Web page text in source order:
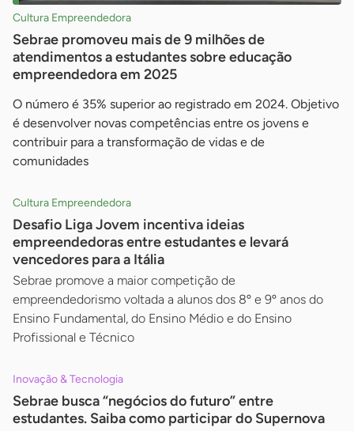
Cultura Empreendedora
Sebrae promoveu mais de 9 milhões de
atendimentos a estudantes sobre educação
empreendedora em 2025
O número é 35% superior ao registrado em 2024. Objetivo
é desenvolver novas competências entre os jovens e
contribuir para a transformação de vidas e de
comunidades
Cultura Empreendedora
Desafio Liga Jovem incentiva ideias
empreendedoras entre estudantes e levará
vencedores para a Itália
Sebrae promove a maior competição de
empreendedorismo voltada a alunos dos 8º e 9º anos do
Ensino Fundamental, do Ensino Médio e do Ensino
Profissional e Técnico
Inovação & Tecnologia
Sebrae busca “negócios do futuro” entre
estudantes. Saiba como participar do Supernova